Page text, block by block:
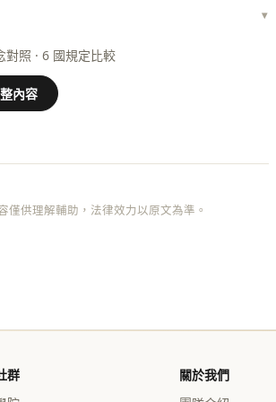
▾
對照 · 6 國規定比較
內容
供理解輔助，法律效力以原文為準。
群
關於我們